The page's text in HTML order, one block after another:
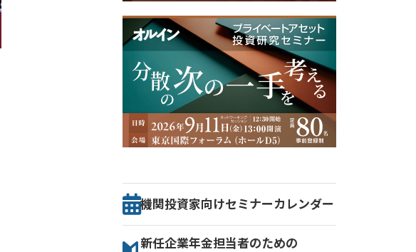
機関投資家向けセミナー カレンダー
新任企業年金担当者のための